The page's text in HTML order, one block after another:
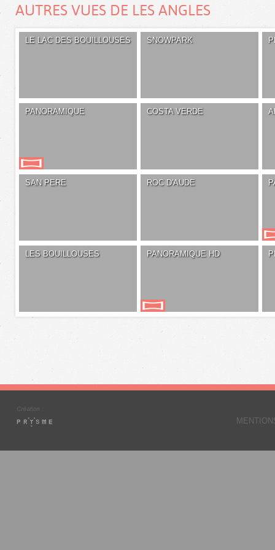
AUTRES VUES DE LES ANGLES
LE LAC DES BOUILLOUSES SNOWPARK
PANORAMIQUE COSTA VERDE
SAN PERE ROC D'AUDE
LES BOUILLOUSES PANORAMIQUE HD